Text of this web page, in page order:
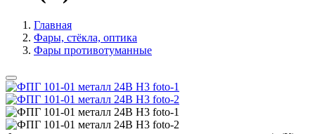
Главная
Фары, стёкла, оптика
Фары противотуманные